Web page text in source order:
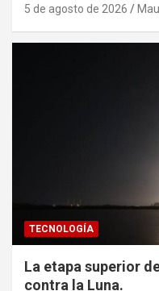
5 de agosto de 2026
TECNOLOGÍA
La etapa superior
contra la Luna.